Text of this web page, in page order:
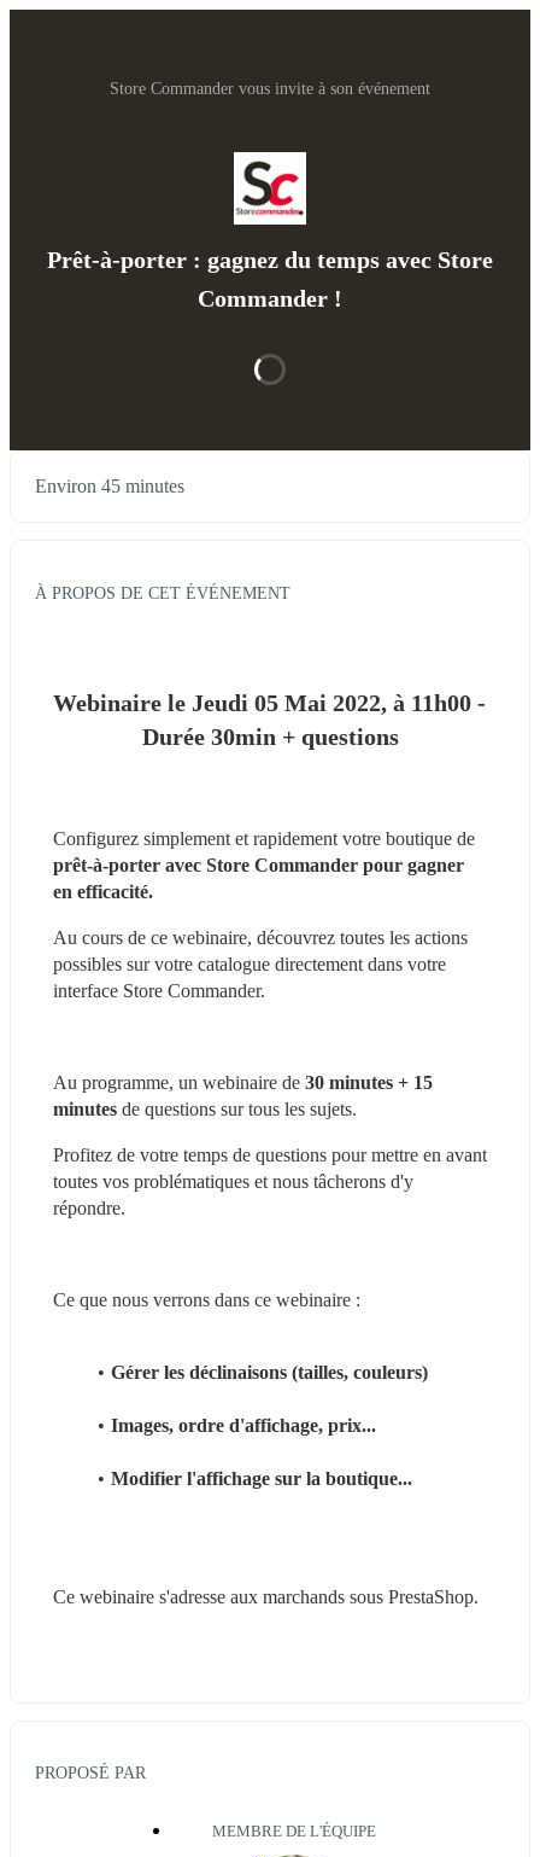
Store Commander vous invite à son événement
Prêt-à-porter : gagnez du temps avec Store
Commander !
Environ 45 minutes
À PROPOS DE CET ÉVÉNEMENT
Webinaire le Jeudi 05 Mai 2022, à 11h00 -
Durée 30min + questions
prêt-à-porter avec Store Commander pour gagner
en efficacité.
Au cours de ce webinaire, découvrez toutes les actions
possibles sur votre catalogue directement dans votre
interface Store Commander.
Au programme, un webinaire de 30 minutes + 15
minutes de questions sur tous les sujets.
Profitez de votre temps de questions pour mettre en avant
toutes vos problématiques et nous tâcherons d'y
répondre.
Ce que nous verrons dans ce webinaire :
Gérer les déclinaisons (tailles, couleurs)
Images, ordre d'affichage, prix...
Modifier l'affichage sur la boutique...
Ce webinaire s'adresse aux marchands sous PrestaShop.
PROPOSÉ PAR
MEMBRE DE L'ÉQUIPE